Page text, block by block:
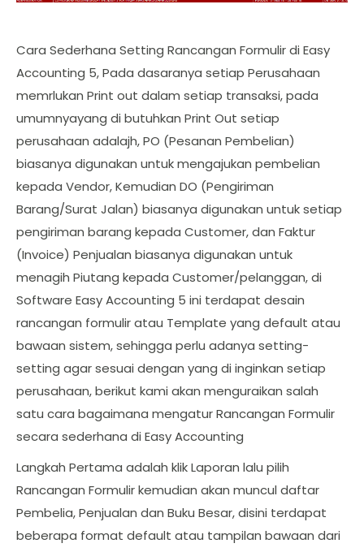
Cara Sederhana Setting Rancangan Formulir di Easy
Accounting 5, Pada dasaranya setiap Perusahaan
memrlukan Print out dalam setiap transaksi, pada
umumnyayang di butuhkan Print Out setiap
perusahaan adalajh, PO (Pesanan Pembelian)
biasanya digunakan untuk mengajukan pembelian
kepada Vendor, Kemudian DO (Pengiriman
Barang/Surat Jalan) biasanya digunakan untuk setiap
pengiriman barang kepada Customer, dan Faktur
(Invoice) Penjualan biasanya digunakan untuk
menagih Piutang kepada Customer/pelanggan, di
Software Easy Accounting 5 ini terdapat desain
rancangan formulir atau Template yang default atau
bawaan sistem, sehingga perlu adanya setting-
setting agar sesuai dengan yang di inginkan setiap
perusahaan, berikut kami akan menguraikan salah
satu cara bagaimana mengatur Rancangan Formulir
secara sederhana di Easy Accounting
Langkah Pertama adalah klik Laporan lalu pilih
Rancangan Formulir kemudian akan muncul daftar
Pembelia, Penjualan dan Buku Besar, disini terdapat
beberapa format default atau tampilan bawaan dari